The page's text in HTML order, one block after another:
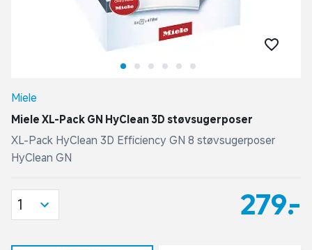
Miele
Miele XL-Pack GN HyClean 3D støvsugerposer
XL-Pack HyClean 3D Efficiency GN 8 støvsugerposer
HyClean GN
279,-
1